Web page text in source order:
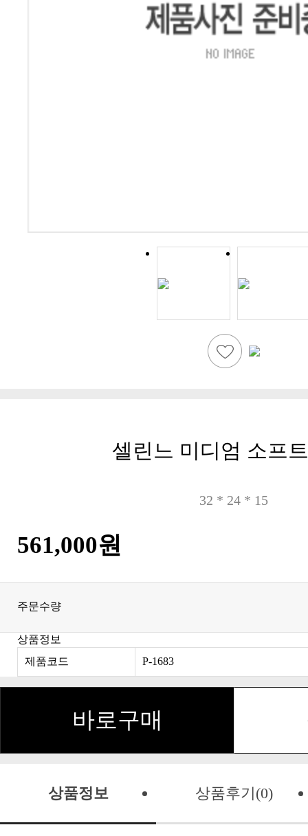
셀린느 미디엄 소프
32 * 24 * 15
561,000원
주문수량
상품정보
제품코드
P-1683
바로구매
상품정보 상품후기(0)